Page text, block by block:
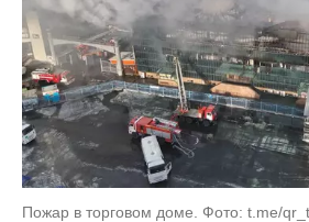
Пожар в торговом доме. Фото: t.me/